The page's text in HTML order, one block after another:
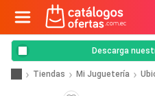
Descarga
Tiendas Mi Juguetería